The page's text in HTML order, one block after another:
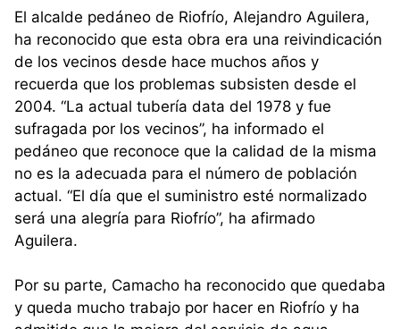
El alcalde pedáneo de Riofrío, Alejandro Aguilera,
ha reconocido que esta obra era una reivindicación
de los vecinos desde hace muchos años y
recuerda que los problemas subsisten desde el
2004. “La actual tubería data del 1978 y fue
sufragada por los vecinos”, ha informado el
pedáneo que reconoce que la calidad de la misma
no es la adecuada para el número de población
actual. “El día que el suministro esté normalizado
será una alegría para Riofrío”, ha afirmado
Aguilera.
Por su parte, Camacho ha reconocido que quedaba
y queda mucho trabajo por hacer en Riofrío y ha